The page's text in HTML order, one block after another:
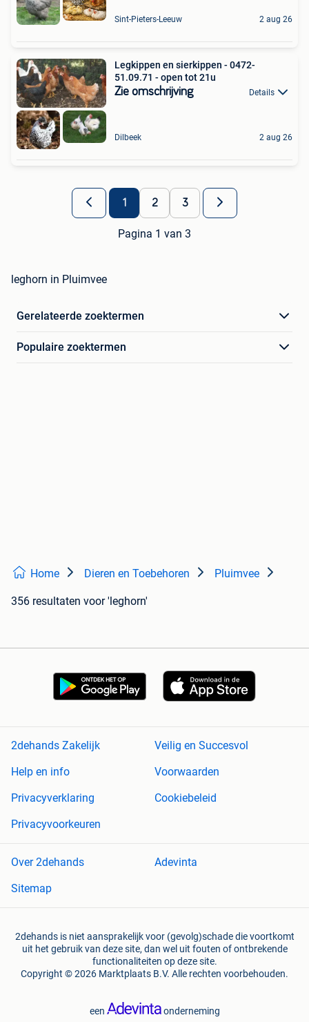
Sint-Pieters-Leeuw 2 aug 26
Legkippen en sierkippen - 0472-
51.09.71 - open tot 21u
Zie omschrijving Details
Dilbeek 2 aug 26
1 2 3
Pagina 1 van 3
leghorn in Pluimvee
Gerelateerde zoektermen
Populaire zoektermen
Home Dieren en Toebehoren Pluimvee
356 resultaten voor 'leghorn'
2dehands Zakelijk
Veilig en Succesvol
Help en info
Voorwaarden
Privacyverklaring
Cookiebeleid
Privacyvoorkeuren
Over 2dehands
Adevinta
Sitemap
2dehands is niet aansprakelijk voor (gevolg)schade die voortkomt
uit het gebruik van deze site, dan wel uit fouten of ontbrekende
functionaliteiten op deze site.
Copyright © 2026 Marktplaats B.V. Alle rechten voorbehouden.
een onderneming